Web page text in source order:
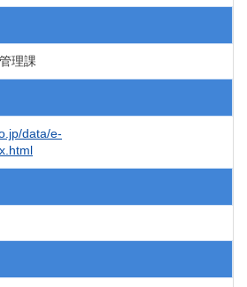
理課
data/e-